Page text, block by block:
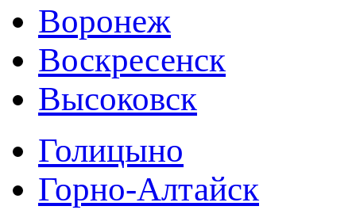
Воронеж
Воскресенск
Высоковск
Голицыно
Горно-Алтайск